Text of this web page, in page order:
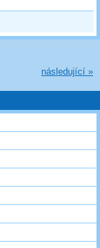
následující »